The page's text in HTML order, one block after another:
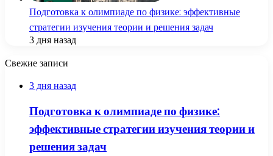
Подготовка к олимпиаде по физике: эффективные
стратегии изучения теории и решения задач
3 дня назад
Свежие записи
3 дня назад
Подготовка к олимпиаде по физике:
эффективные стратегии изучения теории и
решения задач